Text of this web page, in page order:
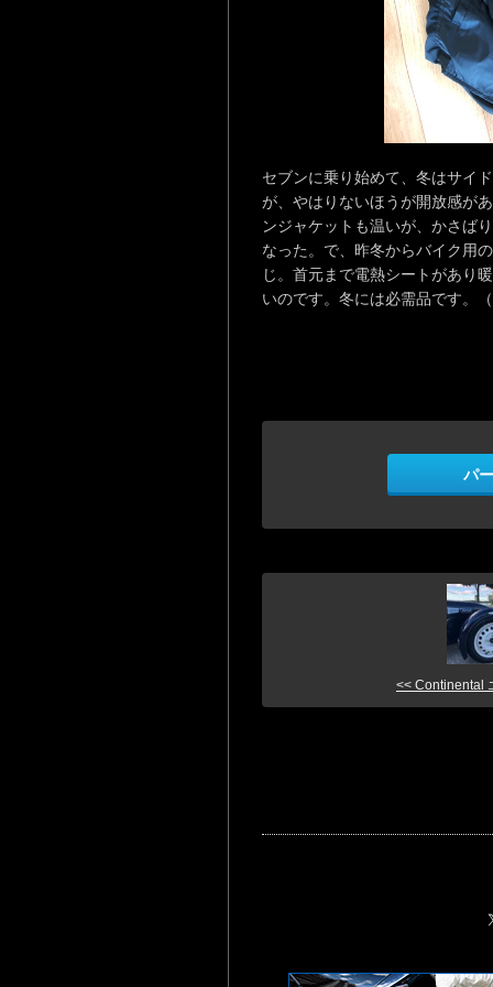
セブンに乗り始めて、冬はサイ
が、やはりないほうが開放感が
ンジャケットも温いが、かさば
なった。で、昨冬からバイク用
じ。首元まで電熱シートがあり
いのです。冬には必需品です。
パ
<< Continental